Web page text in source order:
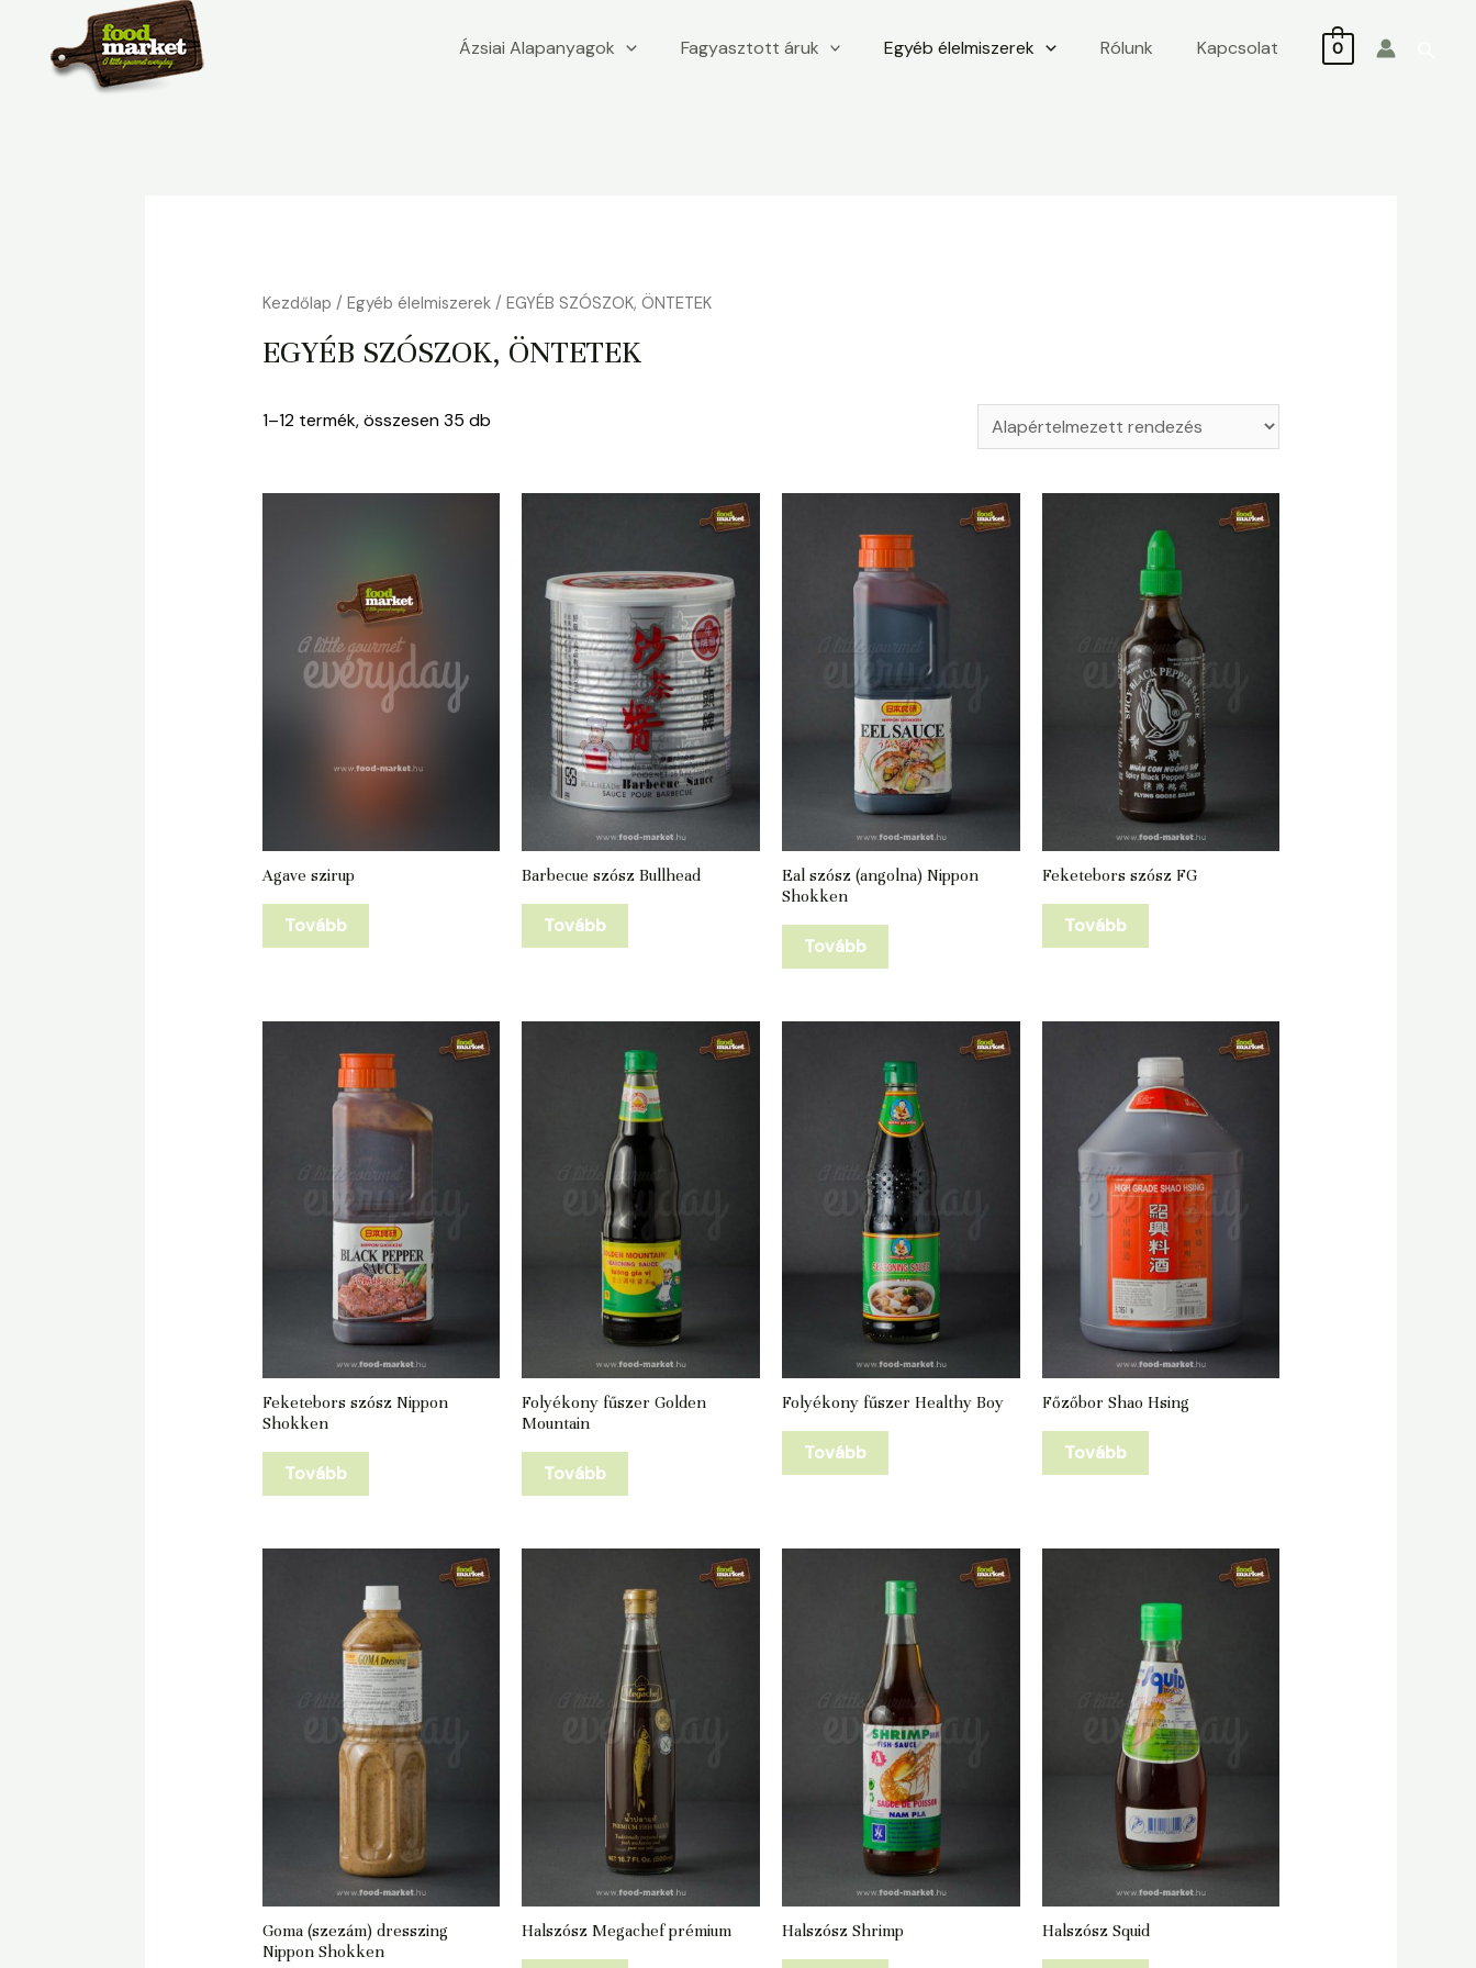
content
Ázsiai Alapanyagok Fagyasztott áruk Egyéb élelmiszerek Rólunk Kapcsolat 0
Kezdőlap / Egyéb élelmiszerek/ EGYÉB SZÓSZOK, ÖNTETEK
EGYÉB SZÓSZOK, ÖNTETEK
1–12 termék, összesen 35 db
Agave szirup
Tovább
Barbecue szósz Bullhead
Tovább
Eal szósz (angolna) Nippon
Shokken
Tovább
Feketebors szósz FG
Tovább
Feketebors szósz Nippon
Shokken
Tovább
Folyékony fűszer Golden
Mountain
Tovább
Folyékony fűszer Healthy Boy
Tovább
Főzőbor Shao Hsing
Tovább
Goma (szezám) dresszing
Nippon Shokken
Halszósz Megachef prémium Halszósz Shrimp Halszósz Squid